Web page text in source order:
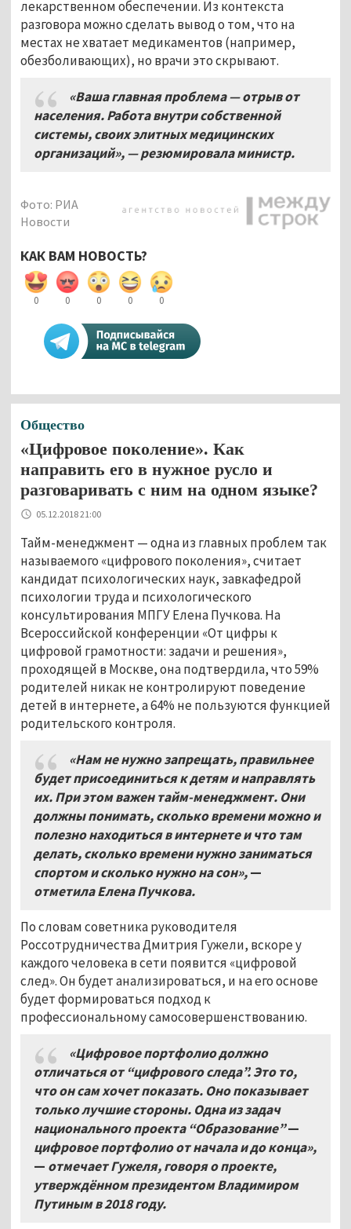
лекарственном обеспечении. Из контекста
разговора можно сделать вывод о том, что на
местах не хватает медикаментов (например,
обезболивающих), но врачи это скрывают.
«Ваша главная проблема — отрыв от
населения. Работа внутри собственной
системы, своих элитных медицинских
организаций», — резюмировала министр.
Фото: РИА
Новости
КАК ВАМ НОВОСТЬ?
0 0 0 0 0
Общество
«Цифровое поколение». Как
направить его в нужное русло и
разговаривать с ним на одном языке?
05.12.2018 21:00
Тайм-менеджмент — одна из главных проблем так
называемого «цифрового поколения», считает
кандидат психологических наук, завкафедрой
психологии труда и психологического
консультирования МПГУ Елена Пучкова. На
Всероссийской конференции «От цифры к
цифровой грамотности: задачи и решения»,
проходящей в Москве, она подтвердила, что 59%
родителей никак не контролируют поведение
детей в интернете, а 64% не пользуются функцией
родительского контроля.
«Нам не нужно запрещать, правильнее
будет присоединиться к детям и направлять
их. При этом важен тайм-менеджмент. Они
должны понимать, сколько времени можно и
полезно находиться в интернете и что там
делать, сколько времени нужно заниматься
спортом и сколько нужно на сон»,—
отметила Елена Пучкова.
По словам советника руководителя
Россотрудничества Дмитрия Гужели, вскоре у
каждого человека в сети появится «цифровой
след». Он будет анализироваться, и на его основе
будет формироваться подход к
профессиональному самосовершенствованию.
«Цифровое портфолио должно
отличаться от “цифрового следа”. Это то,
что он сам хочет показать. Оно показывает
только лучшие стороны. Одна из задач
национального проекта “Образование”—
цифровое портфолио от начала и до конца»,
— отмечает Гужеля, говоря о проекте,
утверждённом президентом Владимиром
Путиным в 2018 году.